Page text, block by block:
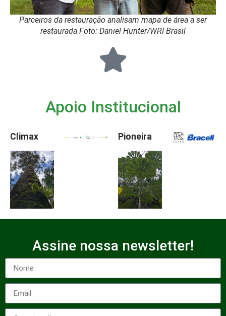
Parceiros da restauração analisam mapa de área a ser
restaurada Foto: Daniel Hunter/WRI Brasil
Apoio Institucional
Climax Pioneira
Assine nossa newsletter!